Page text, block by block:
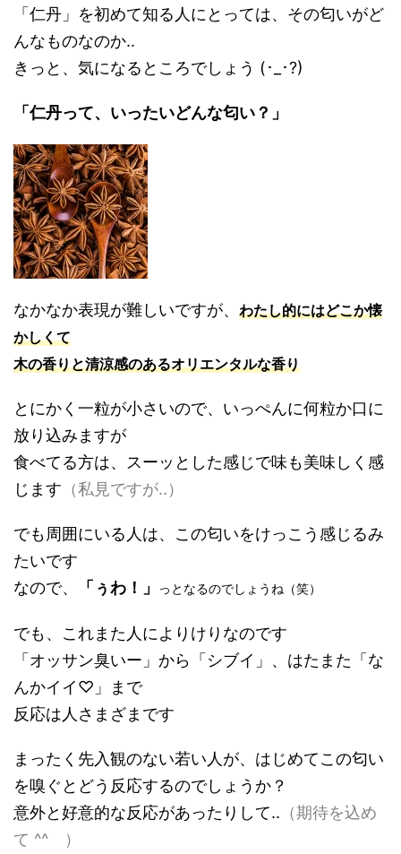
「仁丹」を初めて知る人にとっては、その匂いがど
んなものなのか..
きっと、気になるところでしょう (･_･?)
「仁丹って、いったいどんな匂い？」
なかなか表現が難しいですが、 わたし的にはどこか懐
かしくて
木の香りと清涼感のあるオリエンタルな香り
とにかく一粒が小さいので、いっぺんに何粒か口に
放り込みますが
食べてる方は、スーッとした感じで味も美味しく感
じます （私見ですが..）
でも周囲にいる人は、この匂いをけっこう感じるみ
たいです
なので、
「ぅわ！」 っとなるのでしょうね（笑）
でも、これまた人によりけりなのです
「オッサン臭いー」から「シブイ」、はたまた「な
んかイイ♡」まで
反応は人さまざまです
まったく先入観のない若い人が、はじめてこの匂い
を嗅ぐとどう反応するのでしょうか？
意外と好意的な反応があったりして.. （期待を込め
て ^^ゞ）